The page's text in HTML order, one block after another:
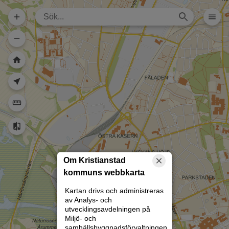
Dela karta (lång
Dela karta
Skriv ut
Om kartan
Kristianstad
Rita
Om Kristianstad
kommuns webbkarta
Kartan drivs och administreras
av Analys- och
utvecklingsavdelningen på
Miljö- och
samhällsbyggnadsförvaltningen.